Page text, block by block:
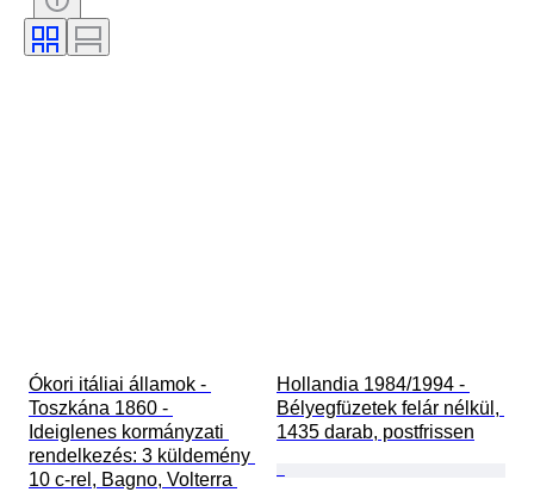
Nyelv
Eladta
Ókori itáliai államok -
Toszkána 1860 -
Ideiglenes kormányzati
rendelkezés: 3 küldemény
10 c-rel, Bagno, Volterra
Hollandia 1984/1994 -
Bélyegfüzetek felár nélkül,
1435 darab, postfrissen